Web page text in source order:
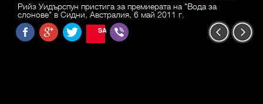
Рийз Уидърспун пристига за премиерата на "Вода за
слонове" в Сидни, Австралия, 6 май 2011 г.
SAVE